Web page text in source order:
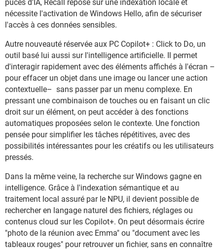
puces d'IA, Recall repose sur une indexation locale et
nécessite l'activation de Windows Hello, afin de sécuriser
l'accès à ces données sensibles.
Autre nouveauté réservée aux PC Copilot+ : Click to Do, un
outil basé lui aussi sur l'intelligence artificielle. Il permet
d'interagir rapidement avec des éléments affichés à l'écran –
pour effacer un objet dans une image ou lancer une action
contextuelle– sans passer par un menu complexe. En
pressant une combinaison de touches ou en faisant un clic
droit sur un élément, on peut accéder à des fonctions
automatiques proposées selon le contexte. Une fonction
pensée pour simplifier les tâches répétitives, avec des
possibilités intéressantes pour les créatifs ou les utilisateurs
pressés.
Dans la même veine, la recherche sur Windows gagne en
intelligence. Grâce à l'indexation sémantique et au
traitement local assuré par le NPU, il devient possible de
rechercher en langage naturel des fichiers, réglages ou
contenus cloud sur les Copilot+. On peut désormais écrire
"photo de la réunion avec Emma" ou "document avec les
tableaux rouges" pour retrouver un fichier, sans en connaître